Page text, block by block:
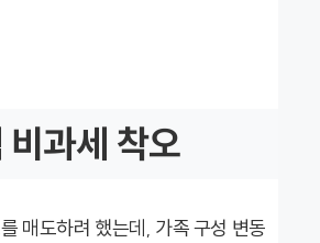
과세 착오
매도하려 했는데, 가족 구성 변동